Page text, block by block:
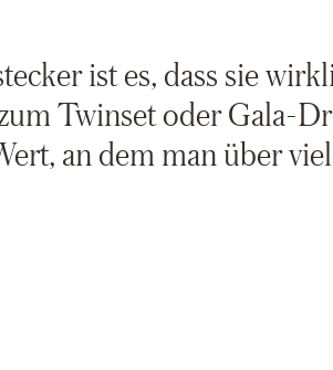
ist es, dass sie
Twinset oder Gala-
an dem man über